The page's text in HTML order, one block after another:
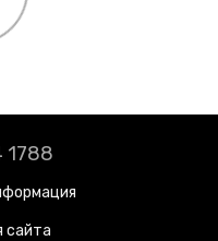
1788
сайта